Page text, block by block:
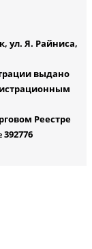
ул. Я. Райниса,
выдано
Реестре